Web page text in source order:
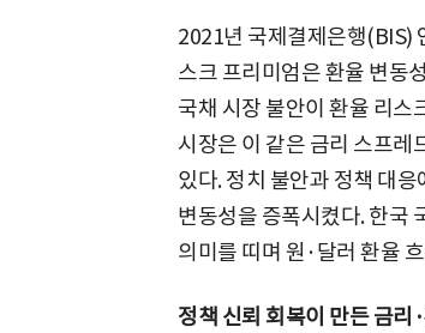
2021년 국제결제은행(BIS)
스크 프리미엄은 환율 변동
국채 시장 불안이 환율 리스
시장은 이 같은 금리 스프레
있다. 정치 불안과 정책 대
변동성을 증폭시켰다. 한국
의미를 띠며 원·달러 환율
정책 신뢰 회복이 만든 금리